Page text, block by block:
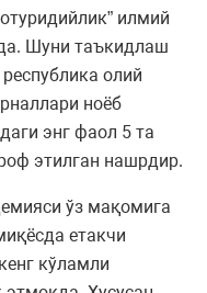
илмий
Шуни таъкидлаш
олий
ноёб
энг фаол 5 та
этилган нашрдир.
ўз мақомига
етакчи
кўламли